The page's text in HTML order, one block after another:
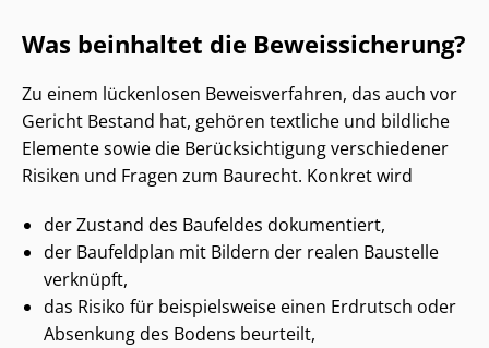
Was beinhaltet die Beweissicherung?
Zu einem lückenlosen Beweisverfahren, das auch vor
Gericht Bestand hat, gehören textliche und bildliche
Elemente sowie die Be­rück­sich­ti­gung verschiedener
Risiken und Fragen zum Baurecht. Konkret wird
der Zustand des Baufeldes dokumentiert,
der Baufeldplan mit Bildern der realen Baustelle
verknüpft,
das Risiko für beispielsweise einen Erdrutsch oder
Absenkung des Bodens beurteilt,